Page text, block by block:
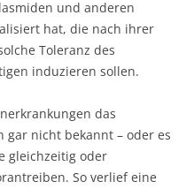
und anderen
hat, die nach ihrer
Toleranz des
induzieren sollen.
das
gar nicht bekannt – oder es
gleichzeitig oder
So verlief eine